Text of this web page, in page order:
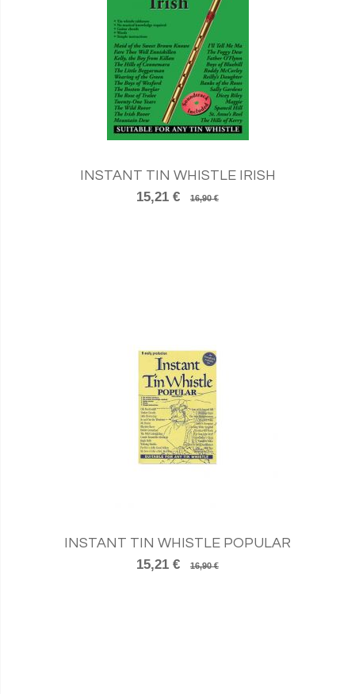
INSTANT TIN WHISTLE IRISH
15,21 €
16,90 €
INSTANT TIN WHISTLE POPULAR
15,21 €
16,90 €